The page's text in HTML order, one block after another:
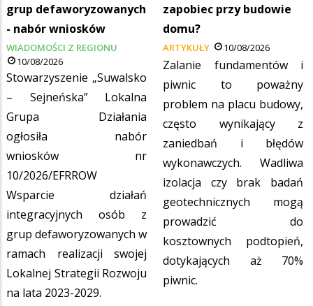
grup defaworyzowanych
- nabór wniosków
WIADOMOŚCI Z REGIONU
10/08/2026
Stowarzyszenie „Suwalsko
– Sejneńska” Lokalna
Grupa Działania
ogłosiła nabór
wniosków nr
10/2026/EFRROW
Wsparcie działań
integracyjnych osób z
grup defaworyzowanych w
ramach realizacji swojej
Lokalnej Strategii Rozwoju
na lata 2023-2029.
zapobiec przy budowie
domu?
ARTYKUŁY 10/08/2026
Zalanie fundamentów i
piwnic to poważny
problem na placu budowy,
często wynikający z
zaniedbań i błędów
wykonawczych. Wadliwa
izolacja czy brak badań
geotechnicznych mogą
prowadzić do
kosztownych podtopień,
dotykających aż 70%
piwnic.